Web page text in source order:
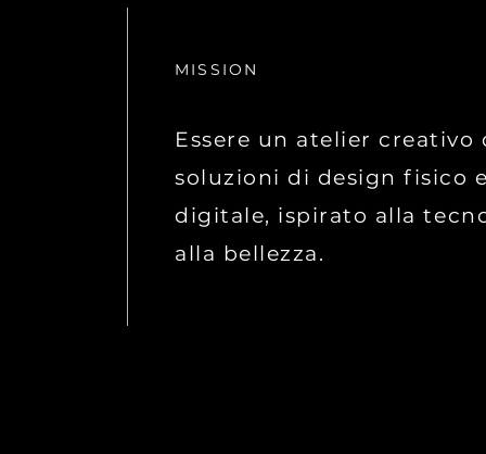
MISSION
Essere un atelier creativo
soluzioni di design fisico e
digitale, ispirato alla
alla bellezza.